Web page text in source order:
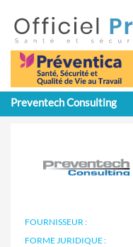
Preventech Consulting
FOURNISSEUR :
FORME JURIDIQUE :